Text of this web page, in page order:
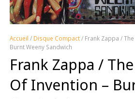
Accueil / Disque Compact/ Frank Zappa /
Burnt Weeny Sandwich
Frank Zappa /
Of Invention ‎–